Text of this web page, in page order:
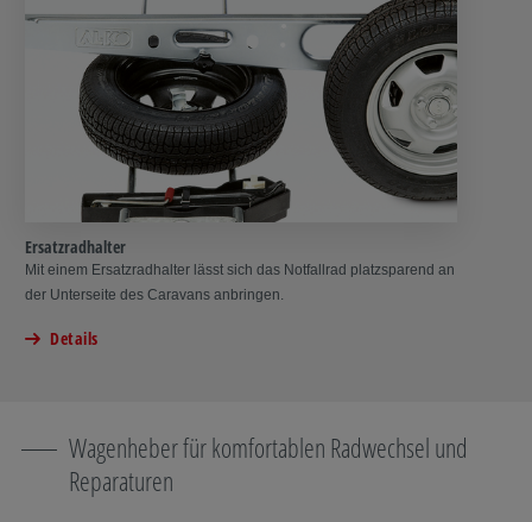
Ersatzradhalter
Mit einem Ersatzradhalter lässt sich das Notfallrad platzsparend an
der Unterseite des Caravans anbringen.
Details
Wagenheber für komfortablen Radwechsel und
Reparaturen